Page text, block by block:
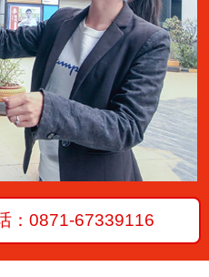
：0871-67339116